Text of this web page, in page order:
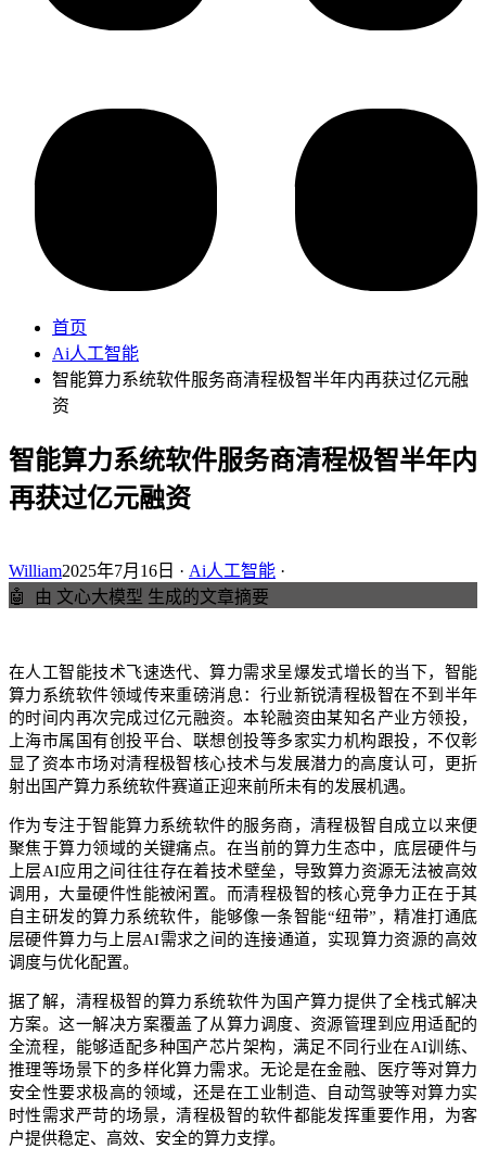
首页
Ai人工智能
智能算力系统软件服务商清程极智半年内再获过亿元融
资
智能算力系统软件服务商清程极智半年内
再获过亿元融资
William2025年7月16日 · Ai人工智能 ·
🤖
由 文心大模型 生成的文章摘要
在人工智能技术飞速迭代、算力需求呈爆发式增长的当下，智能
算力系统软件领域传来重磅消息：行业新锐清程极智在不到半年
的时间内再次完成过亿元融资。本轮融资由某知名产业方领投，
上海市属国有创投平台、联想创投等多家实力机构跟投，不仅彰
显了资本市场对清程极智核心技术与发展潜力的高度认可，更折
射出国产算力系统软件赛道正迎来前所未有的发展机遇。​
作为专注于智能算力系统软件的服务商，清程极智自成立以来便
聚焦于算力领域的关键痛点。在当前的算力生态中，底层硬件与
上层AI应用之间往往存在着技术壁垒，导致算力资源无法被高效
调用，大量硬件性能被闲置。而清程极智的核心竞争力正在于其
自主研发的算力系统软件，能够像一条智能“纽带”，精准打通底
层硬件算力与上层AI需求之间的连接通道，实现算力资源的高效
调度与优化配置。​
据了解，清程极智的算力系统软件为国产算力提供了全栈式解决
方案。这一解决方案覆盖了从算力调度、资源管理到应用适配的
全流程，能够适配多种国产芯片架构，满足不同行业在AI训练、
推理等场景下的多样化算力需求。无论是在金融、医疗等对算力
安全性要求极高的领域，还是在工业制造、自动驾驶等对算力实
时性需求严苛的场景，清程极智的软件都能发挥重要作用，为客
户提供稳定、高效、安全的算力支撑。